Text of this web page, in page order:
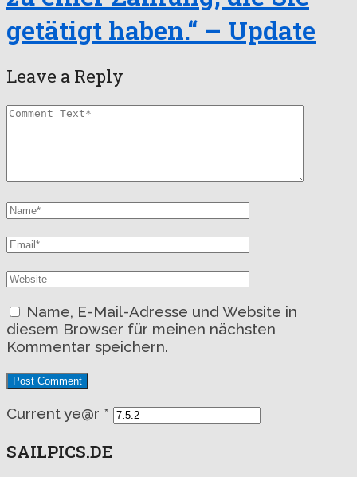
getätigt haben.“ – Update
Leave a Reply
Name, E-Mail-Adresse und Website in
diesem Browser für meinen nächsten
Kommentar speichern.
Current ye@r *
SAILPICS.DE